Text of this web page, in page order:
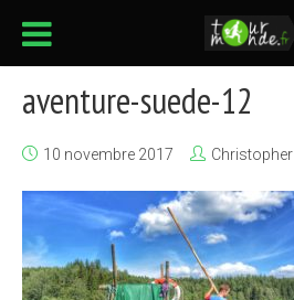
aventure-suede-12
10 novembre 2017 Christopher